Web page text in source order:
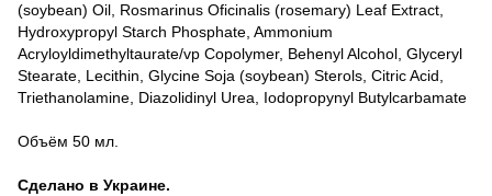
(soybean) Oil, Rosmarinus Oficinalis (rosemary) Leaf Extract,
Hydroxypropyl Starch Phosphate, Ammonium
Acryloyldimethyltaurate/vp Copolymer, Behenyl Alcohol, Glyceryl
Stearate, Lecithin, Glycine Soja (soybean) Sterols, Citric Acid,
Triethanolamine, Diazolidinyl Urea, Iodopropynyl Butylcarbamate
Объём 50 мл.
Сделано в Украине.